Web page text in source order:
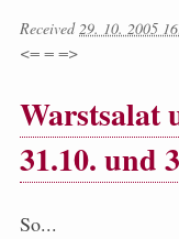
Received29. 10. 2005
<= = =>
Warstsalat
31.10. und
So...